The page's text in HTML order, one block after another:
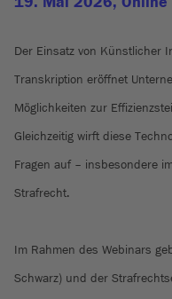
Der Einsatz von Künstlicher
Transkription eröffnet
Möglichkeiten zur
Gleichzeitig wirft diese
Fragen auf – insbesondere
Strafrecht.
Im Rahmen des Webinars
Schwarz) und der